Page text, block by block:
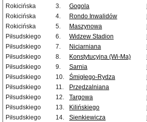
Rokicińska
3. Gogola
Rokicińska
4. Rondo Inwalidów
Rokicińska
5. Maszynowa
Piłsudskiego
6. Widzew Stadion
Piłsudskiego
7. Niciarniana
Piłsudskiego
8. Konstytucyjna (Wi-Ma)
Piłsudskiego
9. Sarnia
Piłsudskiego
10. Śmigłego-Rydza
Piłsudskiego
11. Przędzalniana
Piłsudskiego
12. Targowa
Piłsudskiego
13. Kilińskiego
Piłsudskiego
14. Sienkiewicza